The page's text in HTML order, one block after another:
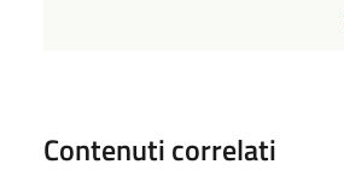
Contenuti correlati